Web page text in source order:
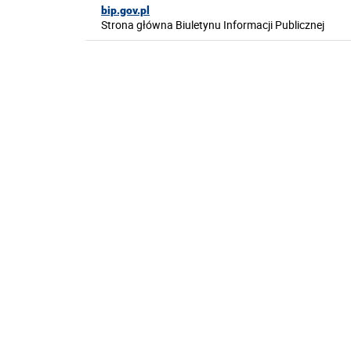
bip.gov.pl
Strona główna Biuletynu Informacji Publicznej